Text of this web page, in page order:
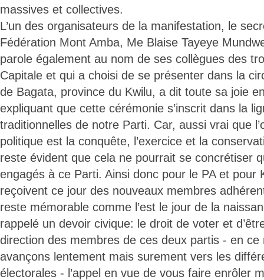
massives et collectives.
L’un des organisateurs de la manifestation, le
Fédération Mont Amba, Me Blaise Tayeye
parole également au nom de ses collègues des
Capitale et qui a choisi de se présenter dans la
de Bagata, province du Kwilu, a dit toute sa joie
expliquant que cette cérémonie s’inscrit dans la
traditionnelles de notre Parti. Car, aussi vrai que
politique est la conquête, l’exercice et la
reste évident que cela ne pourrait se concrétiser
engagés à ce Parti. Ainsi donc pour le PA et pour
reçoivent ce jour des nouveaux membres
reste mémorable comme l’est le jour de la
rappelé un devoir civique: le droit de voter et
direction des membres de ces deux partis - en ce
avançons lentement mais surement vers les
électorales - l’appel en vue de vous faire enrôler